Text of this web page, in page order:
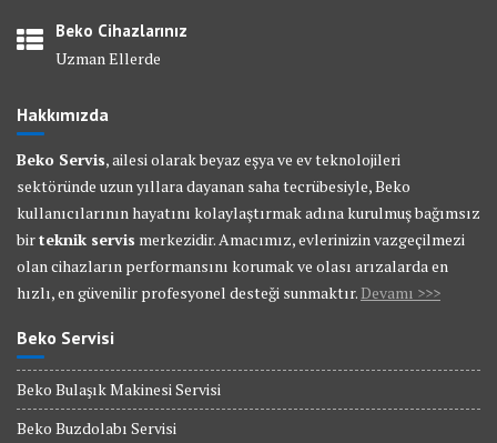
Beko Cihazlarınız
Uzman Ellerde
Hakkımızda
Beko Servis, ailesi olarak beyaz eşya ve ev teknolojileri
sektöründe uzun yıllara dayanan saha tecrübesiyle, Beko
kullanıcılarının hayatını kolaylaştırmak adına kurulmuş bağımsız
birteknik servis merkezidir. Amacımız, evlerinizin vazgeçilmezi
olan cihazların performansını korumak ve olası arızalarda en
hızlı, en güvenilir profesyonel desteği sunmaktır. Devamı >>>
Beko Servisi
Beko Bulaşık Makinesi Servisi
Beko Buzdolabı Servisi